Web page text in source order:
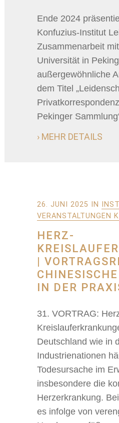
Ende 2024
Konfuzius-Institut
Zusammenarbeit
Universität in
außergewöhnliche
dem Titel
Pekinger
› MEHR DETAILS
26. JUNI 2025 IN
VERANSTALTUNGEN
HERZ-
|
IN DER
31. VORTRAG:
Deutschland wie in
Industrienationen
Todesursache im
insbesondere die
Herzerkrankung.
es infolge von